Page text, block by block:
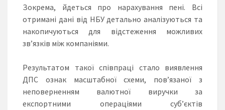
Зокрема, йдеться про нарахування пені. Всі
отримані дані від НБУ детально аналізуються та
накопичуються для відстеження можливих
зв’язків між компаніями.
Результатом такої співпраці стало виявлення
ДПС ознак масштабної схеми, пов’язаної з
неповерненням валютної виручки за
експортними операціями суб’єктів